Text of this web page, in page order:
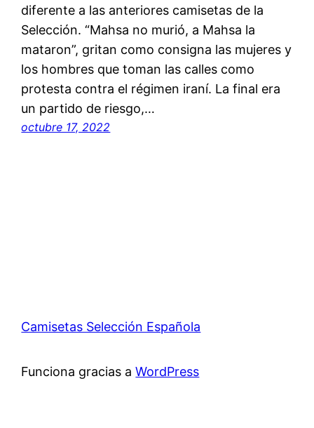
diferente a las anteriores camisetas de la
Selección. “Mahsa no murió, a Mahsa la
mataron”, gritan como consigna las mujeres y
los hombres que toman las calles como
protesta contra el régimen iraní. La final era
un partido de riesgo,…
octubre 17, 2022
Camisetas Selección Española
Funciona gracias aWordPress